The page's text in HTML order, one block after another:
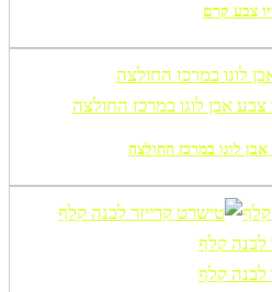
צבע קרם
לוגו במרכז החולצה